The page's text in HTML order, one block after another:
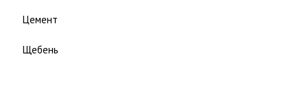
Цемент
Щебень